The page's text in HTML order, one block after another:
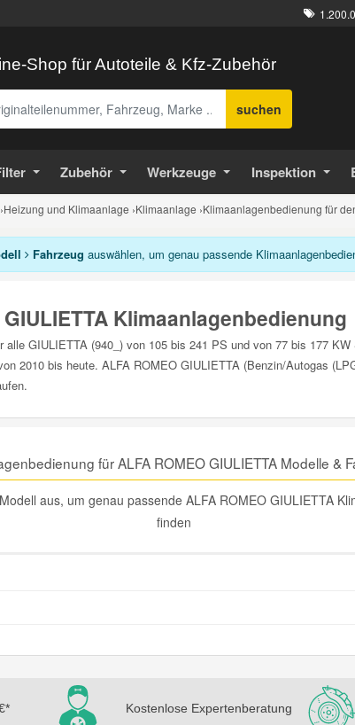
Shop für Autoteile & Kfz-Zubehör
suchen
Zubehör Werkzeuge Inspektion
›Heizung und Klimaanlage ›Klimaanlage ›Klimaanlagenbedienung für
Fahrzeug auswählen, um genau passende
Klimaanlagenbedienung
alle GIULIETTA (940_) von 105 bis 241 PS und von 77 bis 177
2010 bis heute. ALFA ROMEO GIULIETTA (Benzin/Autogas
für ALFA ROMEO GIULIETTA Modelle &
aus, um genau passende ALFA ROMEO GIULIETTA
finden
Kostenlose Expertenberatung